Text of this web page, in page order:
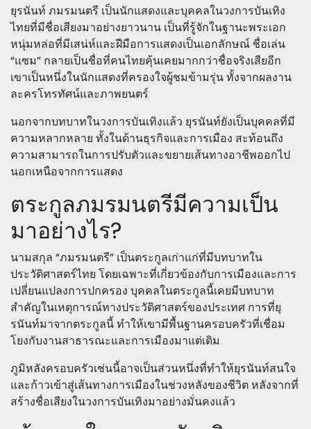
ยุรนันท์ ภมรมนตรี เป็นนักแสดงและบุคคลในวงการบันเทิง
ไทยที่มีชื่อเสียงมาอย่างยาวนาน เป็นที่รู้จักในฐานะพระเอก
หนุ่มหล่อที่มีเสน่ห์และฝีมือการแสดงเป็นเอกลักษณ์ ชื่อเล่น
“แซม” กลายเป็นชื่อที่คนไทยคุ้นเคยมากกว่าชื่อจริงเสียอีก
เขาเป็นหนึ่งในนักแสดงที่ครองใจผู้ชมข้ามรุ่น ทั้งจากผลงาน
ละครโทรทัศน์และภาพยนตร์
นอกจากบทบาทในวงการบันเทิงแล้ว ยุรนันท์ยังเป็นบุคคลที่มี
ความหลากหลาย ทั้งในด้านธุรกิจและการเมือง สะท้อนถึง
ความสามารถในการปรับตัวและขยายเส้นทางอาชีพออกไป
นอกเหนือจากการแสดง
ตระกูลภมรมนตรีมีความเป็น
มาอย่างไร?
นามสกุล “ภมรมนตรี” เป็นตระกูลเก่าแก่ที่มีบทบาทใน
ประวัติศาสตร์ไทย โดยเฉพาะที่เกี่ยวข้องกับการเมืองและการ
เปลี่ยนแปลงการปกครอง บุคคลในตระกูลนี้เคยมีบทบาท
สำคัญในเหตุการณ์ทางประวัติศาสตร์ของประเทศ การที่ยุ
รนันท์มาจากตระกูลนี้ ทำให้เขามีพื้นฐานครอบครัวที่เชื่อม
โยงกับงานสาธารณะและการเมืองมาแต่เดิม
ภูมิหลังครอบครัวเช่นนี้อาจเป็นส่วนหนึ่งที่ทำให้ยุรนันท์สนใจ
และก้าวเข้าสู่เส้นทางการเมืองในช่วงหลังของชีวิต หลังจากที่
สร้างชื่อเสียงในวงการบันเทิงมาอย่างมั่นคงแล้ว